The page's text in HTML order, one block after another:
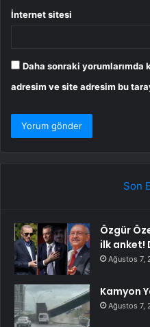
İnternet sitesi
Daha sonraki yorumlarımda
adresim ve site adresim bu
Son
Özgür
ilk anket!
Ağustos 7,
Kamyon
Ağustos 7,